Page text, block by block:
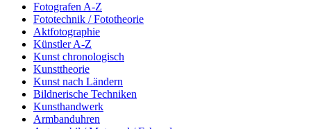
Fotografen A-Z
Fototechnik / Fototheorie
Aktfotographie
Künstler A-Z
Kunst chronologisch
Kunsttheorie
Kunst nach Ländern
Bildnerische Techniken
Kunsthandwerk
Armbanduhren